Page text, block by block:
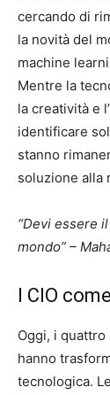
cercando di
la novità del
machine
Mentre la
la creatività e
identificare
stanno
soluzione alla
“Devi essere
mondo” –
I CIO
Oggi, i
hanno
tecnologica.